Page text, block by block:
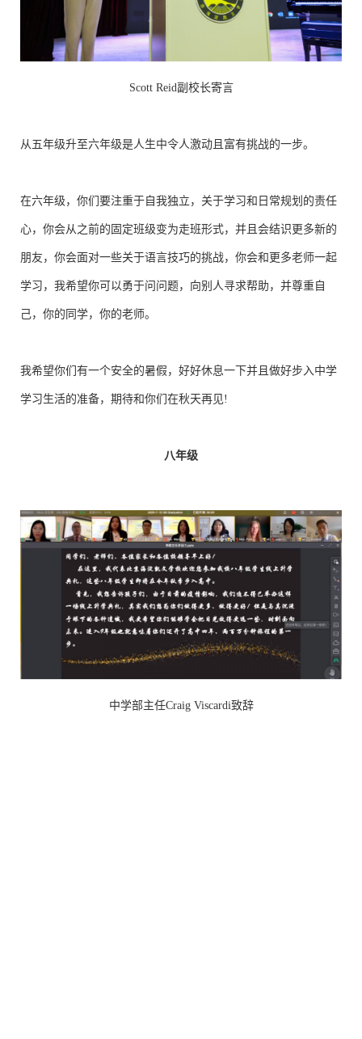
Scott Reid副校长寄言
从五年级升至六年级是人生中令人激动且富有挑战的一步。
在六年级，你们要注重于自我独立，关于学习和日常规划的责任
心，你会从之前的固定班级变为走班形式，并且会结识更多新的
朋友，你会面对一些关于语言技巧的挑战，你会和更多老师一起
学习，我希望你可以勇于问问题，向别人寻求帮助，并尊重自
己，你的同学，你的老师。
我希望你们有一个安全的暑假，好好休息一下并且做好步入中学
学习生活的准备，期待和你们在秋天再见!
八年级
中学部主任Craig Viscardi致辞